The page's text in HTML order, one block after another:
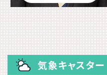
気象キャスター